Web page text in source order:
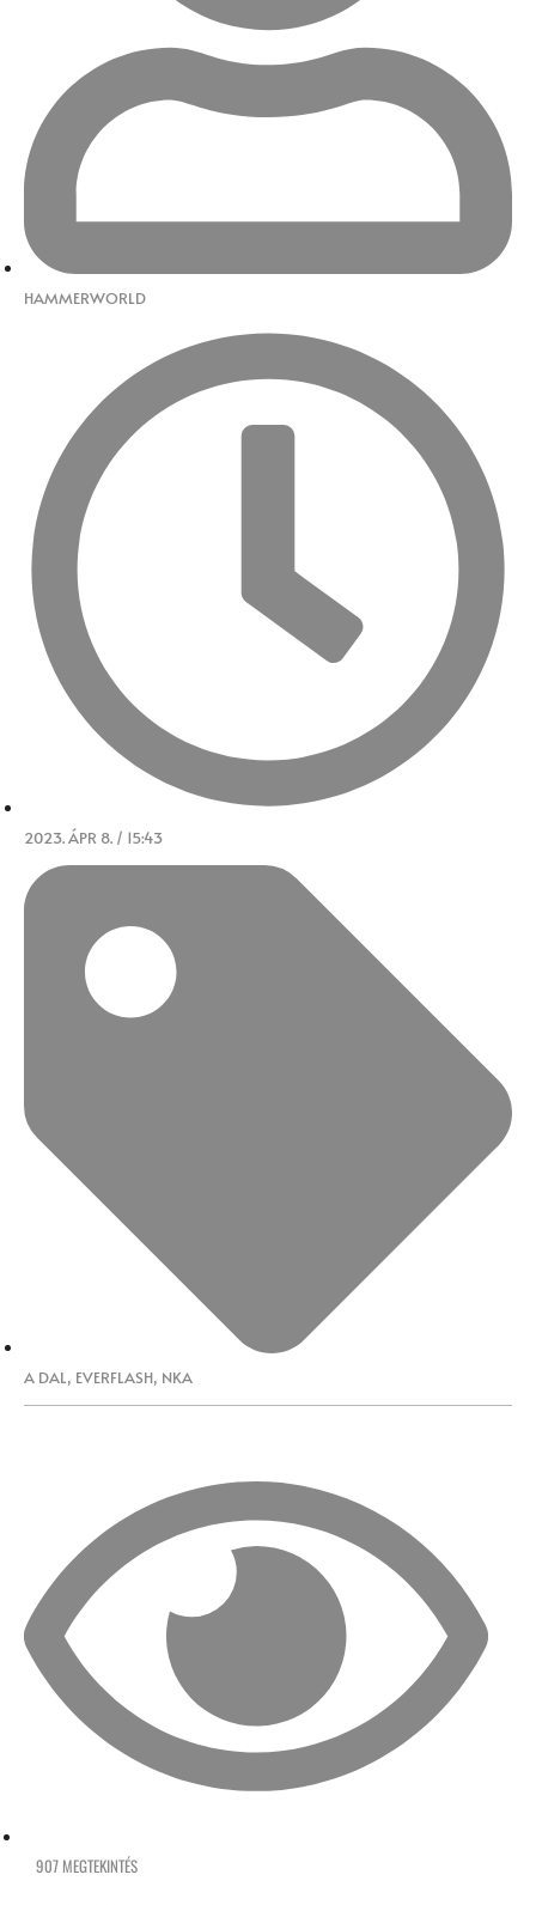
HAMMERWORLD
2023. ÁPR 8. / 15:43
A DAL, EVERFLASH, NKA
907 MEGTEKINTÉS